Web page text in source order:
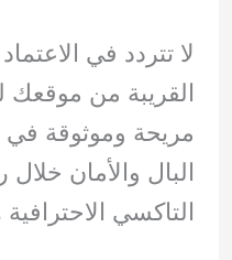
لا تتردد في
القريبة من موقعك
مريحة وموثوقة
البال والأمان
التاكسي